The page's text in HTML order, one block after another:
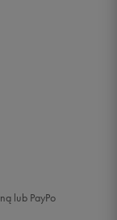
lub PayPo